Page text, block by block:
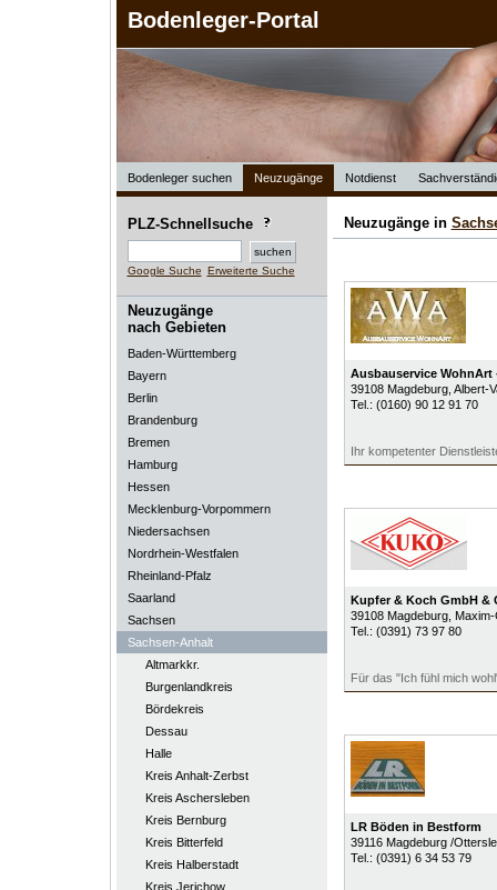
Bodenleger-Portal
Bodenleger suchen Neuzugänge Notdienst
PLZ-Schnellsuche
Google Suche Erweiterte Suche
Neuzugänge
nach Gebieten
Baden-Württemberg
Bayern
Berlin
Brandenburg
Bremen
Hamburg
Hessen
Mecklenburg-Vorpommern
Niedersachsen
Nordrhein-Westfalen
Rheinland-Pfalz
Saarland
Sachsen
Sachsen-Anhalt
Altmarkkr.
Burgenlandkreis
Bördekreis
Dessau
Halle
Kreis Anhalt-Zerbst
Kreis Aschersleben
Kreis Bernburg
Kreis Bitterfeld
Kreis Halberstadt
Kreis Jerichow
Neuzugänge in
Ausbauservice WohnArt
39108 Magdeburg, Albert-
Tel.: (0160) 90 12 91 70
Ihr kompetenter
Kupfer & Koch GmbH &
39108 Magdeburg,
Tel.: (0391) 73 97 80
Für das "Ich fühl mich
LR Böden in Bestform
39116 Magdeburg /
Tel.: (0391) 6 34 53 79